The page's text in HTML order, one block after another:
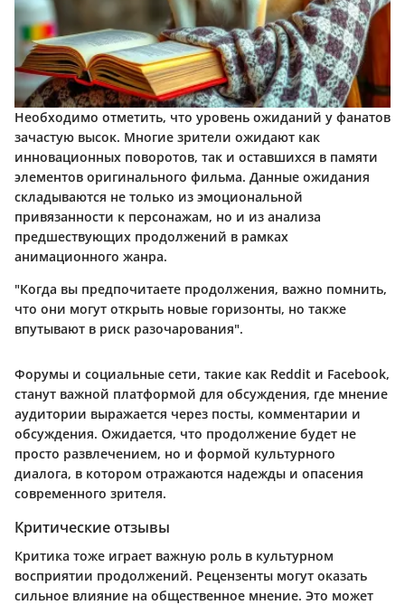
Необходимо отметить, что уровень ожиданий у фанатов
зачастую высок. Многие зрители ожидают как
инновационных поворотов, так и оставшихся в памяти
элементов оригинального фильма. Данные ожидания
складываются не только из эмоциональной
привязанности к персонажам, но и из анализа
предшествующих продолжений в рамках
анимационного жанра.
"Когда вы предпочитаете продолжения, важно помнить,
что они могут открыть новые горизонты, но также
впутывают в риск разочарования".
Форумы и социальные сети, такие как Reddit и Facebook,
станут важной платформой для обсуждения, где мнение
аудитории выражается через посты, комментарии и
обсуждения. Ожидается, что продолжение будет не
просто развлечением, но и формой культурного
диалога, в котором отражаются надежды и опасения
современного зрителя.
Критические отзывы
Критика тоже играет важную роль в культурном
восприятии продолжений. Рецензенты могут оказать
сильное влияние на общественное мнение. Это может